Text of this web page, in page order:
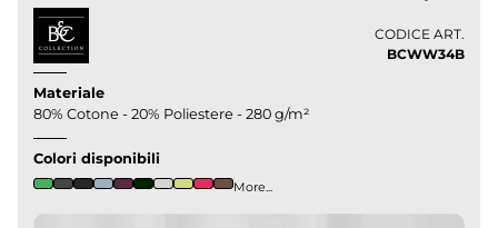
CODICE ART.
BCWW34B
Materiale
80% Cotone - 20% Poliestere - 280 g/m²
Colori disponibili
More...